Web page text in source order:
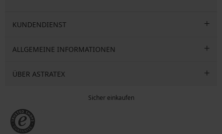
KUNDENDIENST
ALLGEMEINE INFORMATIONEN
ÜBER ASTRATEX
Sicher einkaufen